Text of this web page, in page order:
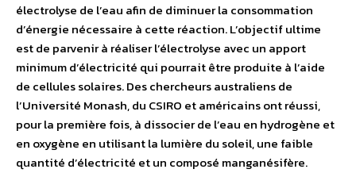
électrolyse de l’eau afin de diminuer la consommation
d’énergie nécessaire à cette réaction. L’objectif ultime
est de parvenir à réaliser l’électrolyse avec un apport
minimum d’électricité qui pourrait être produite à l’aide
de cellules solaires. Des chercheurs australiens de
l’Université Monash, du CSIRO et américains ont réussi,
pour la première fois, à dissocier de l’eau en hydrogène et
en oxygène en utilisant la lumière du soleil, une faible
quantité d’électricité et un composé manganésifère.